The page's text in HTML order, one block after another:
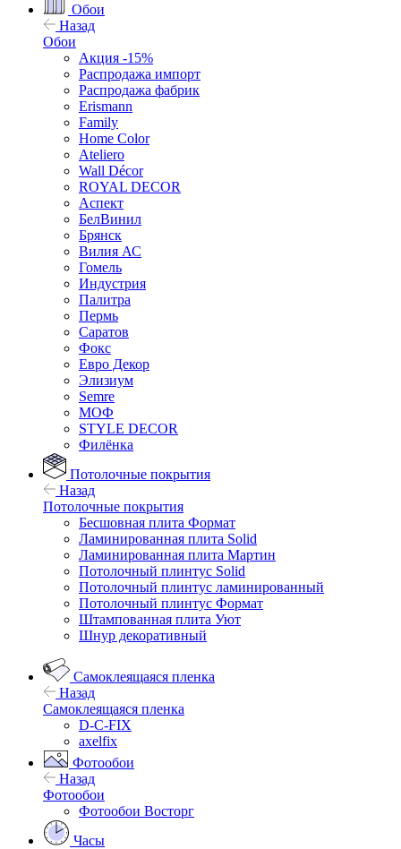
Обои
Назад
Обои
Акция -15%
Распродажа импорт
Распродажа фабрик
Erismann
Family
Home Color
Ateliero
Wall Décor
ROYAL DECOR
Аспект
БелВинил
Брянск
Вилия АС
Гомель
Индустрия
Палитра
Пермь
Саратов
Фокс
Евро Декор
Элизиум
Semre
МОФ
STYLE DECOR
Филёнка
Потолочные покрытия
Назад
Потолочные покрытия
Бесшовная плита Формат
Ламинированная плита Solid
Ламинированная плита Мартин
Потолочный плинтус Solid
Потолочный плинтус ламинированный
Потолочный плинтус Формат
Штампованная плита Уют
Шнур декоративный
Самоклеящаяся пленка
Назад
Самоклеящаяся пленка
D-C-FIX
axelfix
Фотообои
Назад
Фотообои
Фотообои Восторг
Часы